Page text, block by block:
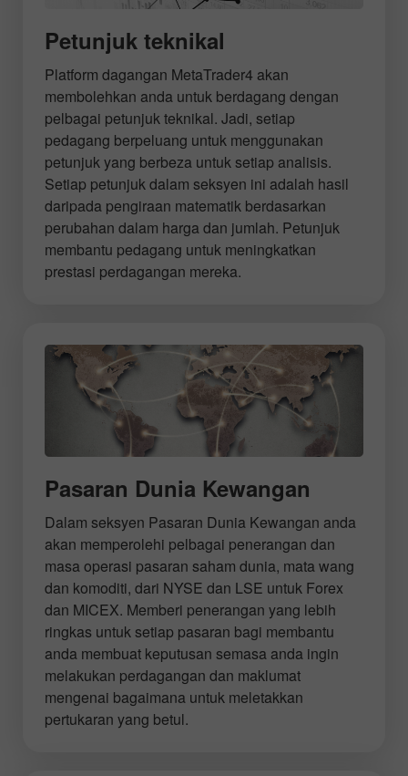
Petunjuk teknikal
Platform dagangan MetaTrader4 akan
membolehkan anda untuk berdagang dengan
pelbagai petunjuk teknikal. Jadi, setiap
pedagang berpeluang untuk menggunakan
petunjuk yang berbeza untuk setiap analisis.
Setiap petunjuk dalam seksyen ini adalah hasil
daripada pengiraan matematik berdasarkan
perubahan dalam harga dan jumlah. Petunjuk
membantu pedagang untuk meningkatkan
prestasi perdagangan mereka.
Pasaran Dunia Kewangan
Dalam seksyen Pasaran Dunia Kewangan anda
akan memperolehi pelbagai penerangan dan
masa operasi pasaran saham dunia, mata wang
dan komoditi, dari NYSE dan LSE untuk Forex
dan MICEX. Memberi penerangan yang lebih
ringkas untuk setiap pasaran bagi membantu
anda membuat keputusan semasa anda ingin
melakukan perdagangan dan maklumat
mengenai bagaimana untuk meletakkan
pertukaran yang betul.